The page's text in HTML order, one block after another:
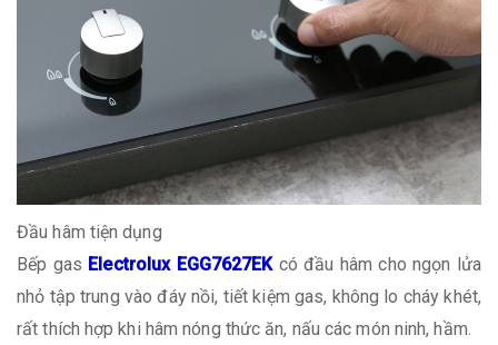
Đầu hâm tiện dụng
Bếp gas Electrolux EGG7627EKcó đầu hâm cho ngọn lửa
nhỏ tập trung vào đáy nồi, tiết kiệm gas, không lo cháy khét,
rất thích hợp khi hâm nóng thức ăn, nấu các món ninh, hầm.